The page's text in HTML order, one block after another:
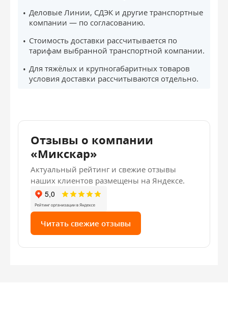
Деловые Линии, СДЭК и другие транспортные
компании — по согласованию.
Стоимость доставки рассчитывается по
тарифам выбранной транспортной компании.
Для тяжёлых и крупногабаритных товаров
условия доставки рассчитываются отдельно.
Отзывы о компании
«Микскар»
Актуальный рейтинг и свежие отзывы
наших клиентов размещены на Яндексе.
Читать свежие отзывы